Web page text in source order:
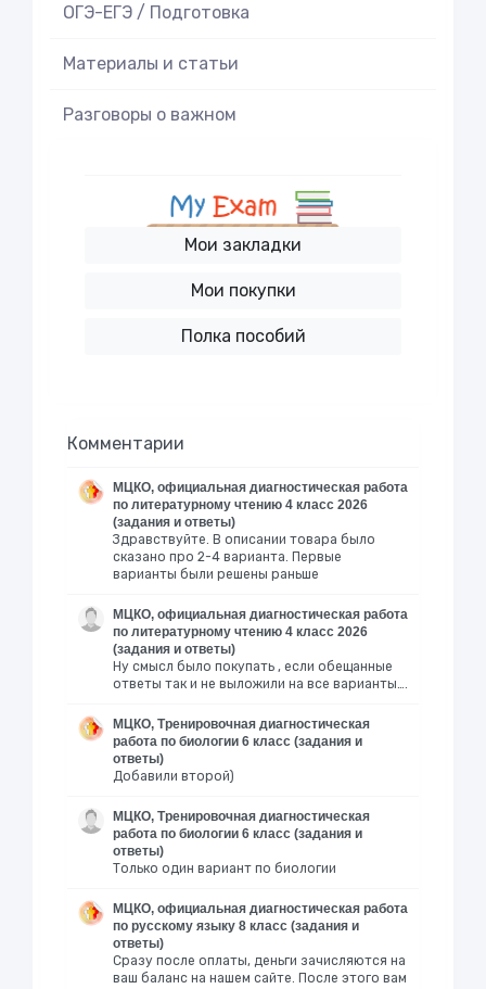
ОГЭ-ЕГЭ / Подготовка
Материалы и статьи
Разговоры о важном
Мои закладки
Мои покупки
Полка пособий
Комментарии
МЦКО, официальная диагностическая работа
по литературному чтению 4 класс 2026
(задания и ответы)
Здравствуйте. В описании товара было
сказано про 2-4 варианта. Первые
варианты были решены раньше
МЦКО, официальная диагностическая работа
по литературному чтению 4 класс 2026
(задания и ответы)
Ну смысл было покупать , если обещанные
ответы так и не выложили на все варианты….
МЦКО, Тренировочная диагностическая
работа по биологии 6 класс (задания и
ответы)
Добавили второй)
МЦКО, Тренировочная диагностическая
работа по биологии 6 класс (задания и
ответы)
Только один вариант по биологии
МЦКО, официальная диагностическая работа
по русскому языку 8 класс (задания и
ответы)
Сразу после оплаты, деньги зачисляются на
ваш баланс на нашем сайте. После этого вам